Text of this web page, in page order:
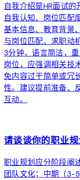
自我介绍是HR面试的
自我认知、岗位匹配
基本信息、教育背景
与岗位匹配、求职动
3分钟，语言简洁，
岗位，应强调相关技
免内容过于简单或冗
性。建议提前准备、
互动。
请谈谈你的职业
职业规划应分阶段阐
团队文化；中期（3-